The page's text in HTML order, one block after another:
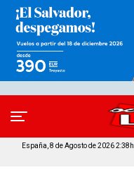
España, 8 de Agosto de 2026 2:38h